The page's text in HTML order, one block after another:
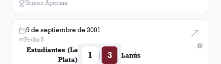
Torneo Apertura
⚽
9 de septiembre de 2001
Fecha 5
Estudiantes (La
Plata)
1 | 3 Lanús